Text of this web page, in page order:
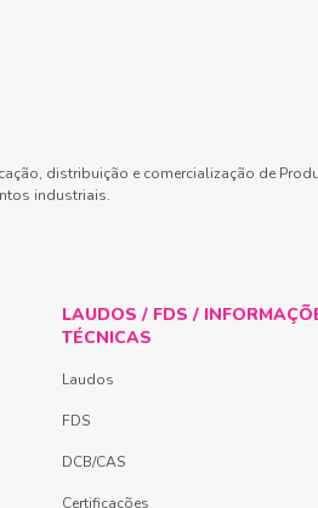
distribuição e comercialização de
industriais.
LAUDOS / FDS /
TÉCNICAS
Laudos
FDS
DCB/CAS
Certificações